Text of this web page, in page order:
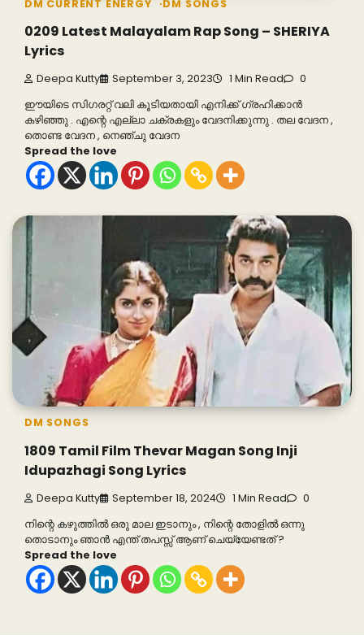
DM CURRENT ENERGY DM SONGS
0209 Latest Malayalam Rap Song – SHERIYA
Lyrics
Deepa Kutty September 3, 2023 1 Min Read 0
ഈയിടെ സിഗരറ്റ് വലി കൂടിയതായി എനിക്ക് ഗ്രഹിക്കാൻ
കഴിഞ്ഞു . എന്റെ എല്ലാ ചക്രകളും വേദനിക്കുന്നു . തല വേദന ,
തൊണ്ട വേദന , നെഞ്ചു വേദന
Spread the love
DM SONGS
1809 Tamil Film Thevar Magan Song Inji
Idupazhagi Song Lyrics
Deepa Kutty September 18, 2024 1 Min Read 0
നിന്റെ കഴുത്തിൽ ഒരു മാല ഇടാനും , നിന്റെ തോളിൽ ഒന്നു
തൊടാനും ഞാൻ എന്ത് തപസ്സ് ആണ് ചെയ്യേണ്ടത് ?
Spread the love